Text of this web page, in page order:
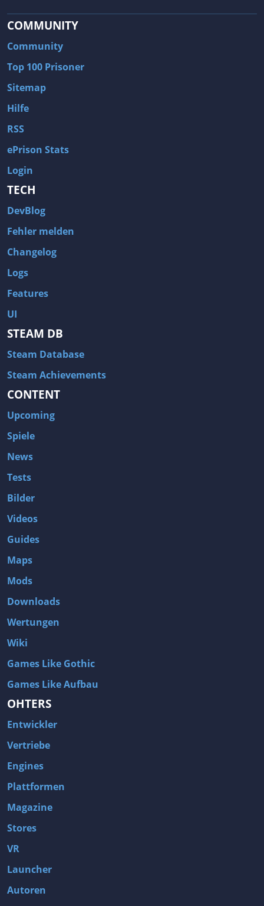
COMMUNITY
Community
Top 100 Prisoner
Sitemap
Hilfe
RSS
ePrison Stats
Login
TECH
DevBlog
Fehler melden
Changelog
Logs
Features
UI
STEAM DB
Steam Database
Steam Achievements
CONTENT
Upcoming
Spiele
News
Tests
Bilder
Videos
Guides
Maps
Mods
Downloads
Wertungen
Wiki
Games Like Gothic
Games Like Aufbau
OHTERS
Entwickler
Vertriebe
Engines
Plattformen
Magazine
Stores
VR
Launcher
Autoren